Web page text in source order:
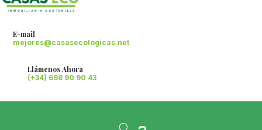
E-mail
mejores@casasecologicas.net
Llámenos Ahora
(+34) 698 90 90 43